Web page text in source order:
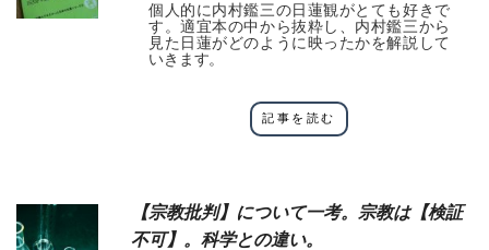
個人的に内村鑑三の日蓮観がとても好きで
す。適宜本の中から抜粋し、内村鑑三から
見た日蓮がどのように映ったかを解説して
いきます。
記事を読む
【宗教批判】について一考。宗教は【検証
不可】。科学との違い。